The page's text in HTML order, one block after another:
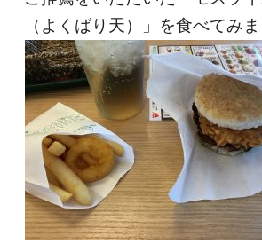
（よくばり天）」を食べてみ